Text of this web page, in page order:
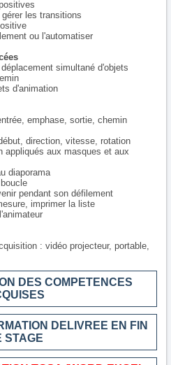
les transitions
ou l'automatiser
simultané d'objets
d'animation
emphase, sortie, chemin
direction, vitesse, rotation
appliqués aux masques et aux
diaporama
pendant son défilement
imprimer la liste
: vidéo projecteur, portable,
DES COMPETENCES
DELIVREE EN FIN
STAGE